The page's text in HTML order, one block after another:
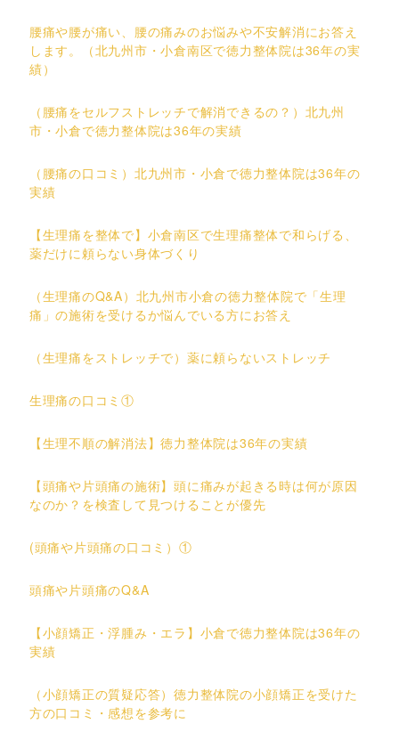
腰痛や腰が痛い、腰の痛みのお悩みや不安解消にお答え
します。（北九州市・小倉南区で徳力整体院は36年の実
績）
（腰痛をセルフストレッチで解消できるの？）北九州
市・小倉で徳力整体院は36年の実績
（腰痛の口コミ）北九州市・小倉で徳力整体院は36年の
実績
【生理痛を整体で】小倉南区で生理痛整体で和らげる、
薬だけに頼らない身体づくり
（生理痛のQ&A）北九州市小倉の徳力整体院で「生理
痛」の施術を受けるか悩んでいる方にお答え
（生理痛をストレッチで）薬に頼らないストレッチ
生理痛の口コミ①
【生理不順の解消法】徳力整体院は36年の実績
【頭痛や片頭痛の施術】頭に痛みが起きる時は何が原因
なのか？を検査して見つけることが優先
(頭痛や片頭痛の口コミ）①
頭痛や片頭痛のQ&A
【小顔矯正・浮腫み・エラ】小倉で徳力整体院は36年の
実績
（小顔矯正の質疑応答）徳力整体院の小顔矯正を受けた
方の口コミ・感想を参考に